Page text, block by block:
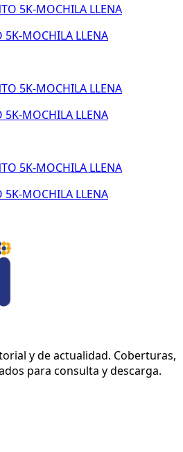
5K-MOCHILA LLENA
5K-MOCHILA LLENA
5K-MOCHILA LLENA
y de actualidad. Coberturas,
para consulta y descarga.